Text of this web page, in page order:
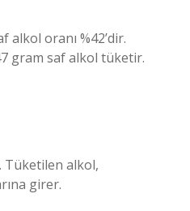
alkol oranı %42’dir.
gram saf alkol tüketir.
Tüketilen alkol,
girer.